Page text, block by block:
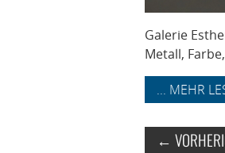
Galerie
Metall,
... MEHR
←